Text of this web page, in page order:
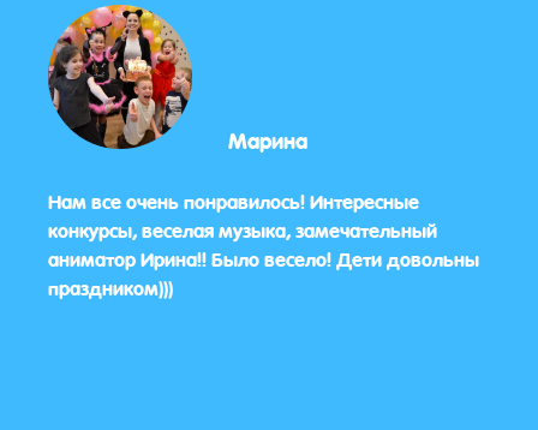
Марина
Нам все очень понравилось! Интересные
конкурсы, веселая музыка, замечательный
аниматор Ирина!! Было весело! Дети довольны
праздником)))